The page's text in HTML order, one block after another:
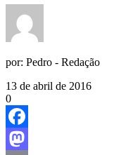
por: Pedro - Redação
13 de abril de 2016
0
Facebook